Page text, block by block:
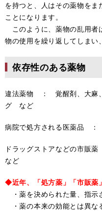
を持つと、人はその薬物を
ことになります。
このように、薬物の乱用者
物の使用を繰り返してしまい
依存性のある薬物
違法薬物 ： 覚醒剤、大麻
グ など
病院で処方される医薬品
ドラッグストアなどの市
など
◆近年、「処方薬」「市販薬
・薬を決められた量、指示
・薬の本来の効能とは異な